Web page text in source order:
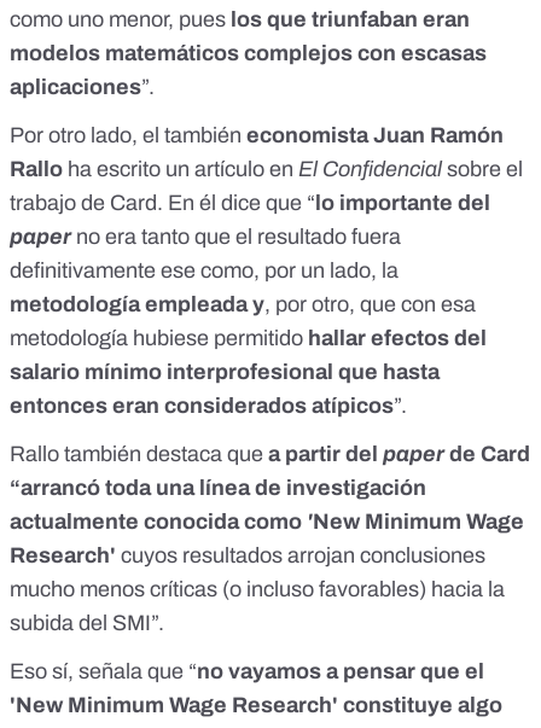
como uno menor, pues los que triunfaban eran
modelos matemáticos complejos con escasas
aplicaciones”.
Por otro lado, el también economista Juan Ramón
Rallo ha escrito un artículo en El Confidencial sobre el
trabajo de Card. En él dice que “ lo importante del
paperno era tanto que el resultado fuera
definitivamente ese como, por un lado, la
metodología empleada y, por otro, que con esa
metodología hubiese permitido hallar efectos del
salario mínimo interprofesional que hasta
entonces eran considerados atípicos”.
Rallo también destaca que a partir del paperde Card
“arrancó toda una línea de investigación
actualmente conocida como 'New Minimum Wage
Research' cuyos resultados arrojan conclusiones
mucho menos críticas (o incluso favorables) hacia la
subida del SMI”.
Eso sí, señala que “no vayamos a pensar que el
'New Minimum Wage Research' constituye algo